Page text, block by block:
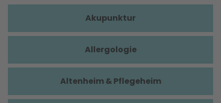
Akupunktur
Allergologie
Altenheim & Pflegeheim